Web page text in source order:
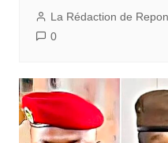
La Rédaction de
0